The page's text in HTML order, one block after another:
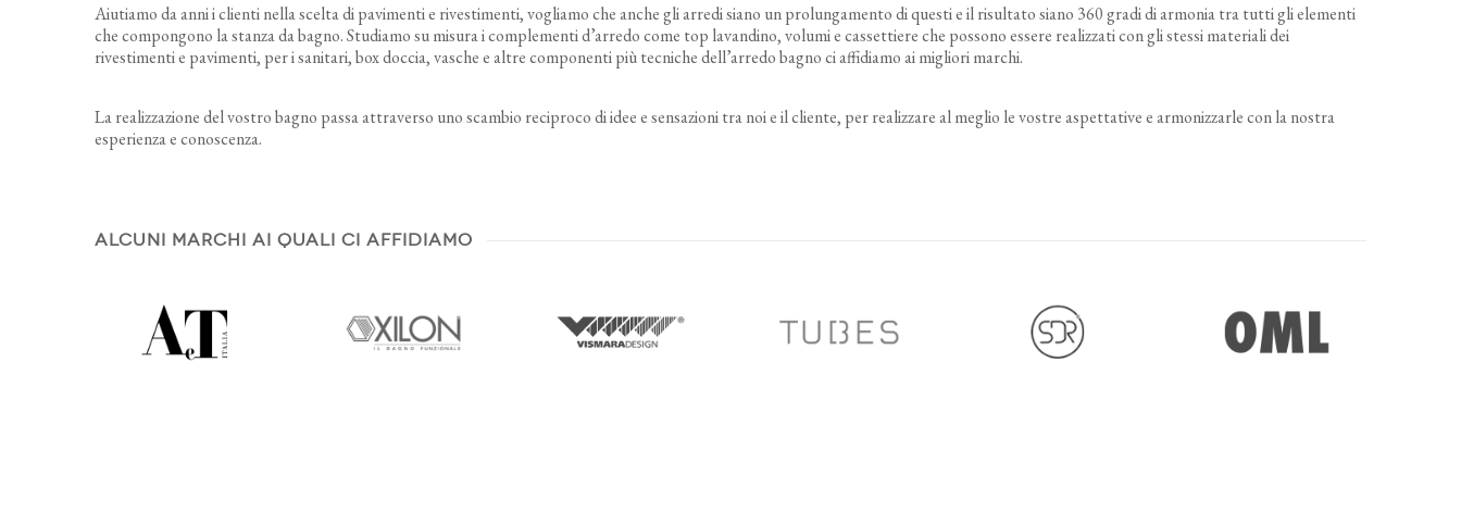
Aiutiamo da anni i clienti nella scelta di pavimenti e rivestimenti, vogliamo che anche gli arredi siano un prolungamento di questi e il risultato siano 360 gradi di armonia tra tutti gli elementi
che compongono la stanza da bagno. Studiamo su misura i complementi d’arredo come top lavandino, volumi e cassettiere che possono essere realizzati con gli stessi materiali dei
rivestimenti e pavimenti, per i sanitari, box doccia, vasche e altre componenti più tecniche dell’arredo bagno ci affidiamo ai migliori marchi.
La realizzazione del vostro bagno passa attraverso uno scambio reciproco di idee e sensazioni tra noi e il cliente, per realizzare al meglio le vostre aspettative e armonizzarle con la nostra
esperienza e conoscenza.
ALCUNI MARCHI AI QUALI CI AFFIDIAMO